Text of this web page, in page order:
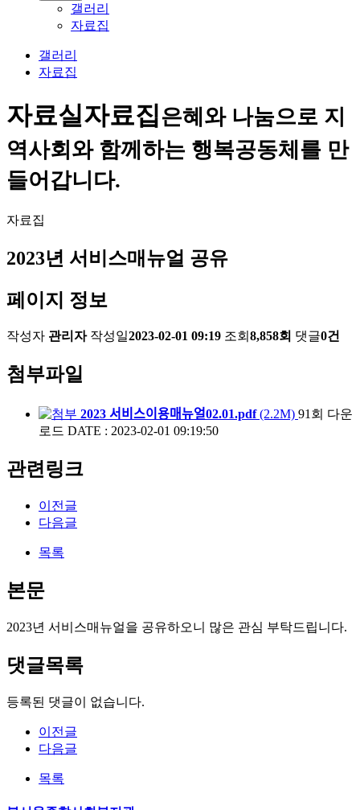
갤러리
자료집
갤러리
자료집
자료실자료집은혜와 나눔으로 지
역사회와 함께하는 행복공동체를 만
들어갑니다.
자료집
2023년 서비스매뉴얼 공유
페이지 정보
작성자 관리자 작성일2023-02-01 09:19 조회 8,858회 댓글0건
첨부파일
2023 서비스이용매뉴얼02.01.pdf(2.2M) 91회 다운
로드 DATE : 2023-02-01 09:19:50
관련링크
이전글
다음글
목록
본문
2023년 서비스매뉴얼을 공유하오니 많은 관심 부탁드립니다.
댓글목록
등록된 댓글이 없습니다.
이전글
다음글
목록